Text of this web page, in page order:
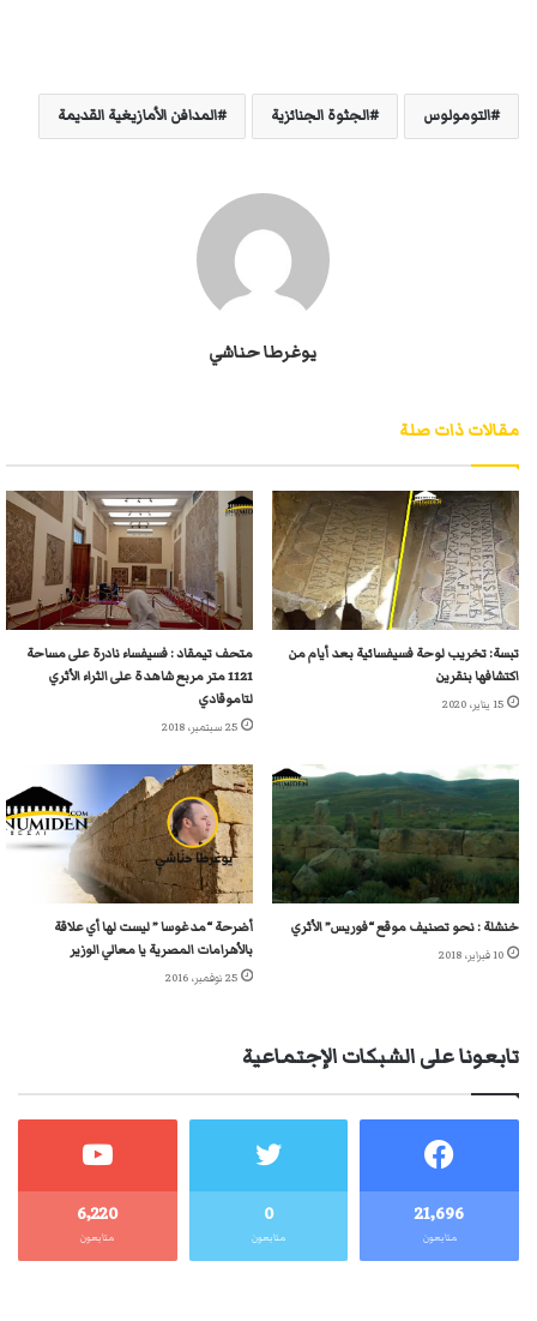
التومولوس الجثوة الجنائزية المدافن الأمازيغية القديمة
يوغرطا حناشي
مقالات ذات صلة
تبسة: تخريب لوحة فسيفسائية بعد أيام من
اكتشافها بنقرين
15 يناير، 2020
متحف تيمقاد : فسيفساء نادرة على مساحة
1121 متر مربع شاهدة على الثراء الأثري
لتاموقادي
25 سبتمبر، 2018
خنشلة : نحو تصنيف موقع “فوريس” الأثري
10 فبراير، 2018
أضرحة “مدغوسا ” ليست لها أي علاقة
بالأهرامات المصرية يا معالي الوزير
25 نوفمبر، 2016
تابعونا على الشبكات الإجتماعية
21٬696
متابعون
0
متابعون
6٬220
متابعون